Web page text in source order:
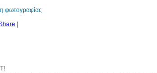
φωτογραφίας